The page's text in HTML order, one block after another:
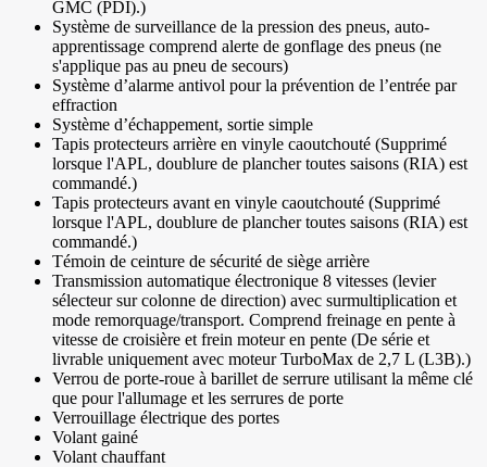
GMC (PDI).)
Système de surveillance de la pression des pneus, auto-
apprentissage comprend alerte de gonflage des pneus (ne
s'applique pas au pneu de secours)
Système d’alarme antivol pour la prévention de l’entrée par
effraction
Système d’échappement, sortie simple
Tapis protecteurs arrière en vinyle caoutchouté (Supprimé
lorsque l'APL, doublure de plancher toutes saisons (RIA) est
commandé.)
Tapis protecteurs avant en vinyle caoutchouté (Supprimé
lorsque l'APL, doublure de plancher toutes saisons (RIA) est
commandé.)
Témoin de ceinture de sécurité de siège arrière
Transmission automatique électronique 8 vitesses (levier
sélecteur sur colonne de direction) avec surmultiplication et
mode remorquage/transport. Comprend freinage en pente à
vitesse de croisière et frein moteur en pente (De série et
livrable uniquement avec moteur TurboMax de 2,7 L (L3B).)
Verrou de porte-roue à barillet de serrure utilisant la même clé
que pour l'allumage et les serrures de porte
Verrouillage électrique des portes
Volant gainé
Volant chauffant